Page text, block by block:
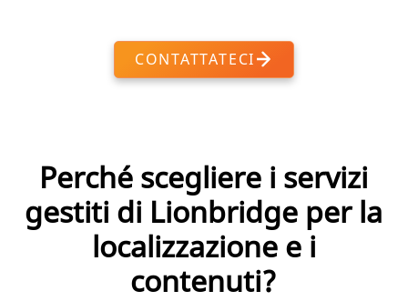
CONTATTATECI
Perché scegliere i servizi
gestiti di Lionbridge per la
localizzazione e i
contenuti?